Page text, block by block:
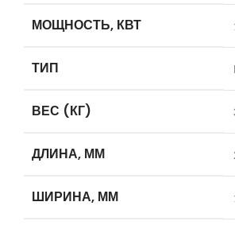
МОЩНОСТЬ, КВТ
ТИП
ВЕС (КГ)
ДЛИНА, ММ
ШИРИНА, ММ